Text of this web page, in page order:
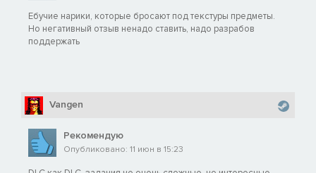
Ебучие нарики, которые бросают под текстуры предметы.
Но негативный отзыв ненадо ставить, надо разрабов
поддержать
Vangen
Рекомендую
Опубликовано: 11 июн в 15:23